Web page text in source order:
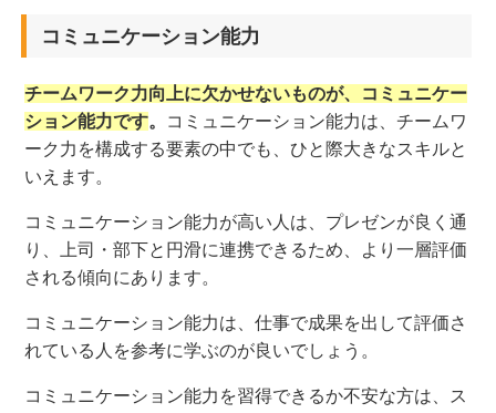
コミュニケーション能力
チームワーク力向上に欠かせないものが、コミュニケー
ション能力です。 コミュニケーション能力は、チームワ
ーク力を構成する要素の中でも、ひと際大きなスキルと
いえます。
コミュニケーション能力が高い人は、プレゼンが良く通
り、上司・部下と円滑に連携できるため、より一層評価
される傾向にあります。
コミュニケーション能力は、仕事で成果を出して評価さ
れている人を参考に学ぶのが良いでしょう。
コミュニケーション能力を習得できるか不安な方は、ス